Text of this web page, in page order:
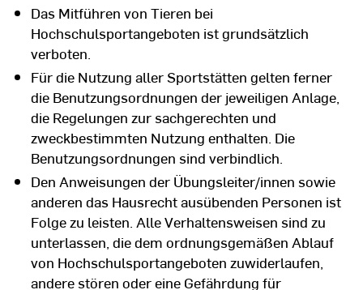
Das Mitführen von Tieren bei
Hochschulsportangeboten ist grundsätzlich
verboten.
Für die Nutzung aller Sportstätten gelten ferner
die Benutzungsordnungen der jeweiligen Anlage,
die Regelungen zur sachgerechten und
zweckbestimmten Nutzung enthalten. Die
Benutzungsordnungen sind verbindlich.
Den Anweisungen der Übungsleiter/innen sowie
anderen das Hausrecht ausübenden Personen ist
Folge zu leisten. Alle Verhaltensweisen sind zu
unterlassen, die dem ordnungsgemäßen Ablauf
von Hochschulsportangeboten zuwiderlaufen,
andere stören oder eine Gefährdung für